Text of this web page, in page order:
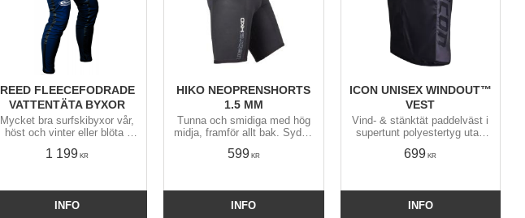
REED FLEECEFODRADE
VATTENTÄTA BYXOR
Mycket bra surfskibyxor vår,
höst och vinter eller blöta /
Förböjda höfter & knän samt
1 199 KR
INFO
HIKO NEOPRENSHORTS
1.5 MM
Tunna och smidiga med hög
midja, framför allt bak. Sydda
sittande och stående. Passar
599KR
INFO
ICON UNISEX WINDOUT™
VEST
Vind- & stänktät paddelväst i
supertunt polyestertyg utan
i sidorna. Blir knappt blöt och
699 KR
INFO